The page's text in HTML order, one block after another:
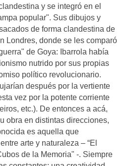
y se integró en el
popular". Sus dibujos y
de forma clandestina de
Londres, donde se les comparó
de Goya: Ibarrola había
nutrido por sus propias
político revolucionario.
después por la vertiente
vez por la potente corriente
etc.). De entonces a acá,
obra en distintas direcciones,
es aquella que
arte y naturaleza – “El
de la Memoria" -. Siempre